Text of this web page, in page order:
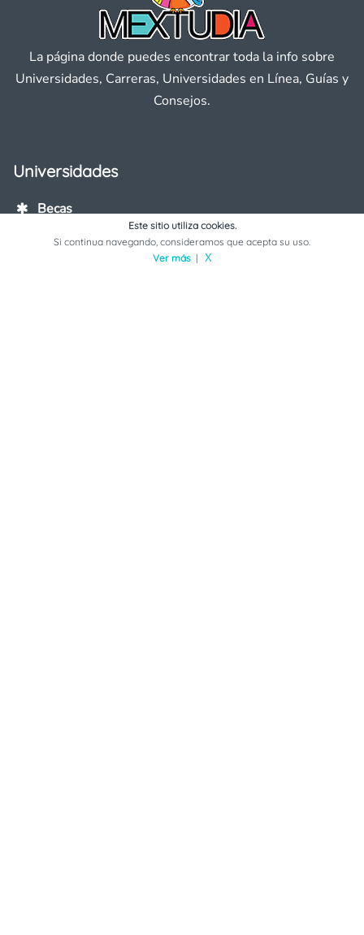
La página donde puedes encontrar toda la info sobre
Universidades, Carreras, Universidades en Línea, Guías y
Consejos.
Universidades
Becas
Convocatorias 2026
Este sitio utiliza cookies.
Si continua navegando, consideramos que acepta su uso.
Ver más| X